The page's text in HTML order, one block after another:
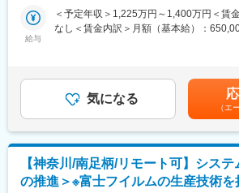
・データ収集と分析
・ベンチマークと比較（改善点の検討）
・将来予測
・シナリオプランニング
・実行支援
これらの業務を通じて、顧客の物流およ
を推進し、効率化とコスト削減を実現し
各種生産設備のIoT化・生産工程の見える
備の稼働データを収集・管理・解析、IoT
進捗管理、現場導入まで行います。
よびグループ会社の生産工程への情報シ
管理までを一貫して担当しています。チ
ています。
給与
＜予定年収＞1,225万円～1,400万円＜賃
なし＜賃金内訳＞月額（基本給）：
す。月給(月額)は固定手当を含めた表記で
気になる
（エ
【神奈川/南足柄/リモート可】シス
の推進＞※富士フイルムの生産技術を